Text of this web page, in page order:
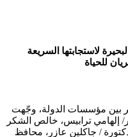
لاستجابتها السريعة
للحياة
بين مؤسسات الدولة، وجّهت
إلهامي ترابيس، خالص الشكر
/ جاكلين عازر، محافظ